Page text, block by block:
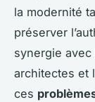
la modernité
préserver
synergie
architectes et
ces